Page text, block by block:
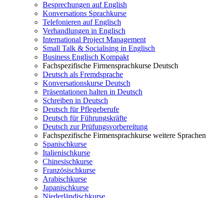
Besprechungen auf English
Konversations Sprachkurse
Telefonieren auf Englisch
Verhandlungen in Englisch
International Project Management
Small Talk & Socialising in Englisch
Business Englisch Kompakt
Fachspezifische Firmensprachkurse Deutsch
Deutsch als Fremdsprache
Konversationskurse Deutsch
Präsentationen halten in Deutsch
Schreiben in Deutsch
Deutsch für Pflegeberufe
Deutsch für Führungskräfte
Deutsch zur Prüfungsvorbereitung
Fachspezifische Firmensprachkurse weitere Sprachen
Spanischkurse
Italienischkurse
Chinesischkurse
Französischkurse
Arabischkurse
Japanischkurse
Niederländischkurse